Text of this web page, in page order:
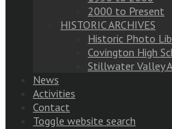
2000 to Present
HISTORIC ARCHIVES
Historic Photo
Covington High
Stillwater Valley
News
Activities
Contact
Toggle website search